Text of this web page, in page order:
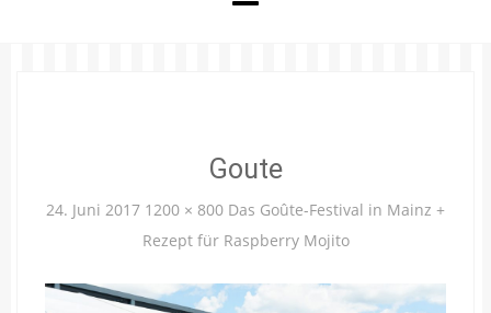
Goute
24. Juni 2017 1200 × 800 Das Goûte-Festival in Mainz +
Rezept für Raspberry Mojito